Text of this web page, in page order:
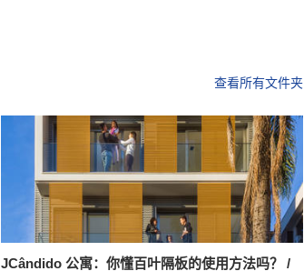
查看所有文件夹
JCândido 公寓：你懂百叶隔板的使用方法吗？ /